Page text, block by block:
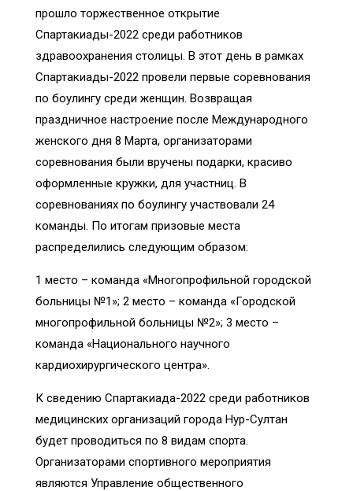
прошло торжественное открытие
Спартакиады-2022 среди работников
здравоохранения столицы. В этот день в рамках
Спартакиады-2022 провели первые соревнования
по боулингу среди женщин. Возвращая
праздничное настроение после Международного
женского дня 8 Марта, организаторами
соревнования были вручены подарки, красиво
оформленные кружки, для участниц. В
соревнованиях по боулингу участвовали 24
команды. По итогам призовые места
распределились следующим образом:
1 место – команда «Многопрофильной городской
больницы №1»; 2 место – команда «Городской
многопрофильной больницы №2»; 3 место –
команда «Национального научного
кардиохирургического центра».
К сведению Спартакиада-2022 среди работников
медицинских организаций города Нур-Султан
будет проводиться по 8 видам спорта.
Организаторами спортивного мероприятия
являются Управление общественного